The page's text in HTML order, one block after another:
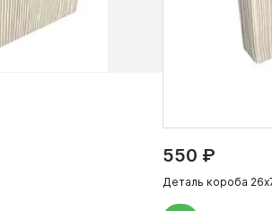
550 ₽
Деталь короба